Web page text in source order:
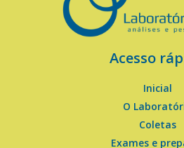
Acesso
Inicial
O
Coletas
Exames e